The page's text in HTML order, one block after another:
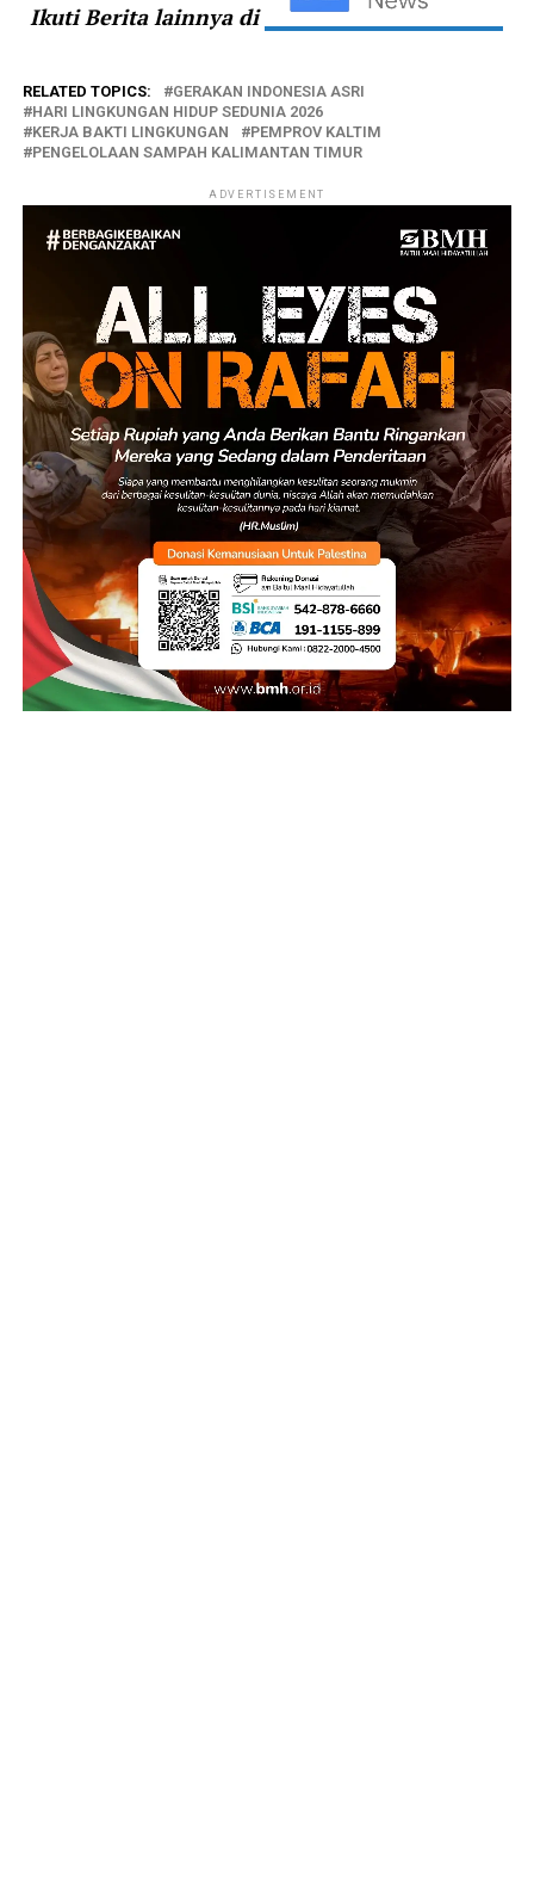
Ikuti Berita lainnya di
RELATED TOPICS:
GERAKAN INDONESIA ASRI
HARI LINGKUNGAN HIDUP SEDUNIA 2026
KERJA BAKTI LINGKUNGAN
PEMPROV KALTIM
PENGELOLAAN SAMPAH KALIMANTAN TIMUR
ADVERTISEMENT